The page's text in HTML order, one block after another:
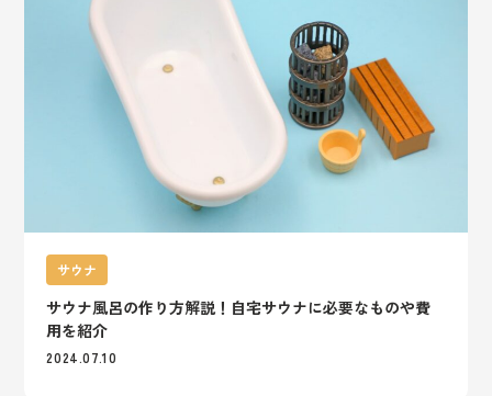
サウナ
サウナ風呂の作り方解説！自宅サウナに必要なものや費
用を紹介
2024.07.10